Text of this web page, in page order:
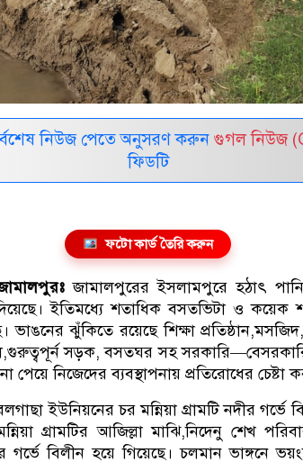
নিউজ পেতে অনুসরণ করুন গুগল নিউজ
ফিডটি
ফটো কার্ড তৈরি করুন
জামালপুরের ইসলামপুরে হঠাৎ
ইতিমধ্যে শতাধিক বসতভিটা ও
ভাঙনের ঝুঁকিতে রয়েছে শিক্ষা
সড়ক, বসতঘর সহ সরকারি—বেসরকারি
নিজেদের ব্যবস্থাপনায় প্রতিরোধের চেষ্টা
ইউনিয়নের চর মন্নিয়া গ্রামটি নদীর গর্ভে
গ্রামটির আজিল্লা মাঝি,নিদেনু শেখ
গর্ভে বিলীন হয়ে গিয়েছে। চলমান ভাঙ্গনে